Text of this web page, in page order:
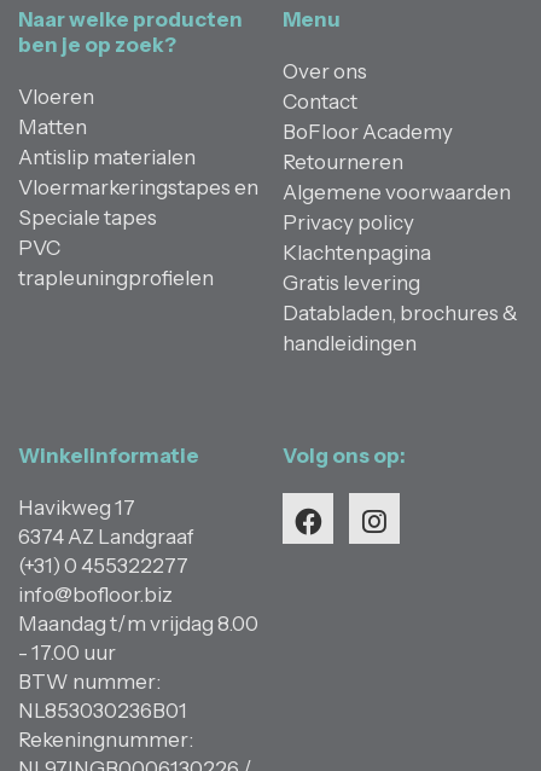
Naar welke producten
ben je op zoek?
Vloeren
Matten
Antislip materialen
Vloermarkeringstapes en
Speciale tapes
PVC
trapleuningprofielen
Volg ons op:
Winkelinformatie
Havikweg 17
6374 AZ Landgraaf
(+31) 0 455322277
info@bofloor.biz
Maandag t/m vrijdag 8.00
- 17.00 uur
BTW nummer:
NL853030236B01
Rekeningnummer:
Menu
Over ons
Contact
BoFloor Academy
Retourneren
Algemene voorwaarden
Privacy policy
Klachtenpagina
Gratis levering
Databladen, brochures &
handleidingen